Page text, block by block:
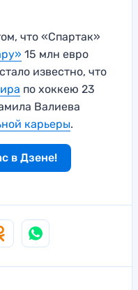
что «Спартак»
15 млн евро
известно, что
по хоккею 23
Валиева
карьеры.
в Дзене!